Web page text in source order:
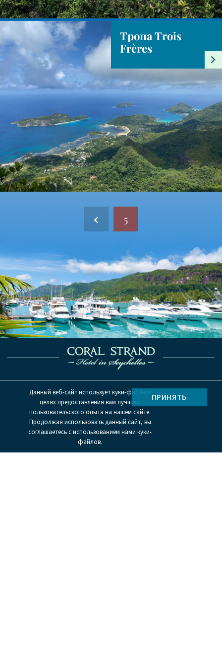
Тропа Trois
Frères
Предыдущая
страница
5
Гарантия лучшей цены
Информация для путешественников
GDS
Политика конфиденциальности
Карта сайта
Данный веб-сайт использует куки-файлы в
целях предоставления вам лучшего
пользовательского опыта на нашем сайте.
Продолжая использовать данный сайт, вы
соглашаетесь с использованием нами куки-
файлов.
ПРИНЯТЬ